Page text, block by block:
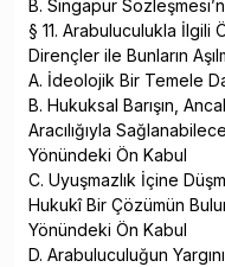
B. Singapur
§ 11. Arabuluculukla İlgili
Dirençler ile Bunların
A. İdeolojik Bir Temele
B. Hukuksal Barışın,
Aracılığıyla
Yönündeki Ön Kabul
C. Uyuşmazlık İçine
Hukukî Bir Çözümün
Yönündeki Ön Kabul
D. Arabuluculuğun